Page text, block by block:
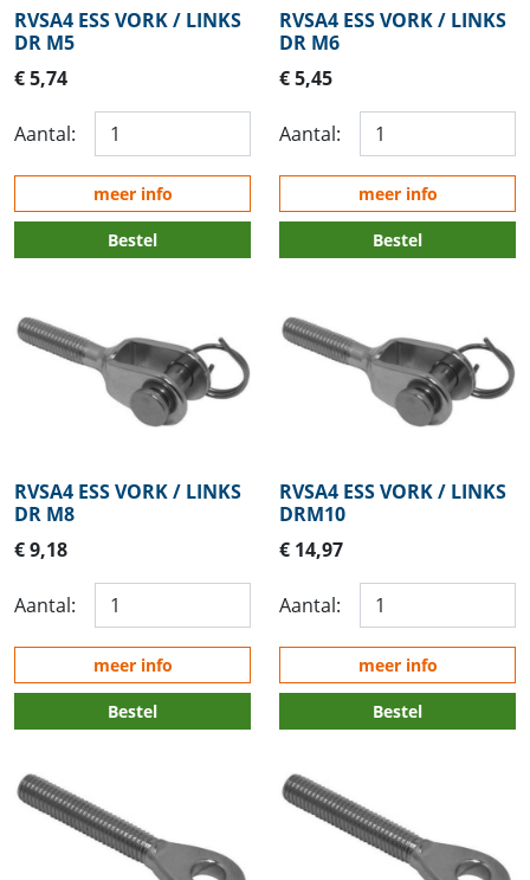
RVSA4 ESS VORK / LINKS
DR M5
€ 5,74
Aantal:
meer info
Bestel
RVSA4 ESS VORK / LINKS
DR M6
€ 5,45
Aantal:
meer info
Bestel
RVSA4 ESS VORK / LINKS
DR M8
€ 9,18
Aantal:
meer info
Bestel
RVSA4 ESS VORK / LINKS
DRM10
€ 14,97
Aantal:
meer info
Bestel